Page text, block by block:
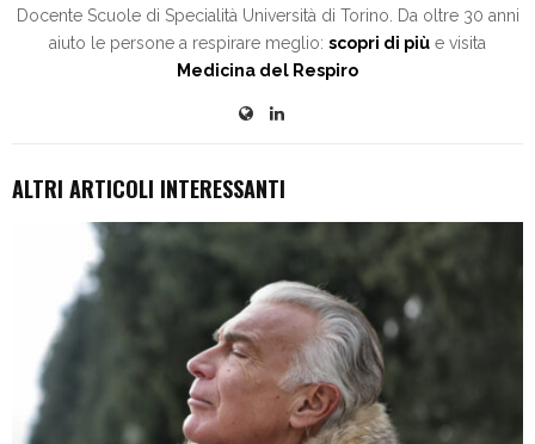
Docente Scuole di Specialità Università di Torino. Da oltre 30 anni
aiuto le persone a respirare meglio: scopri di più e visita
Medicina del Respiro
ALTRI ARTICOLI INTERESSANTI